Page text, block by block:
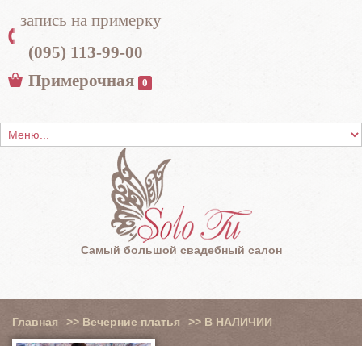
запись на примерку
(095) 113-99-00
Примерочная
0
Самый большой свадебный салон
Главная >> Вечерние платья >> В НАЛИЧИИ